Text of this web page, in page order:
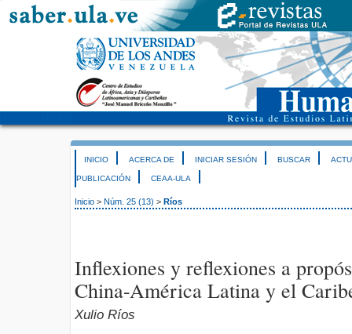
INICIO ACERCA DE INICIAR SESIÓN BUSCAR
PUBLICACIÓN CEAA-ULA
Inicio > Núm. 25 (13) > Ríos
Inflexiones y reflexiones a
China-América Latina y el
Xulio Ríos